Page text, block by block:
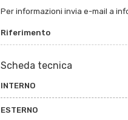
Per informazioni invia e-mail a
Riferimento
Scheda tecnica
INTERNO
ESTERNO